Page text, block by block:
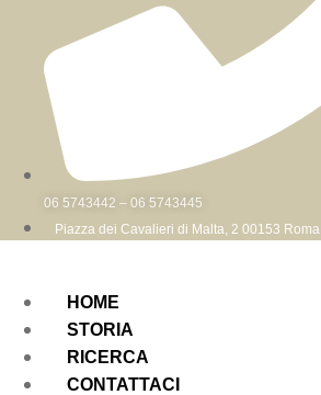
06 5743442 – 06 5743445
Piazza dei Cavalieri di Malta, 2 00153 Roma
HOME
STORIA
RICERCA
CONTATTACI